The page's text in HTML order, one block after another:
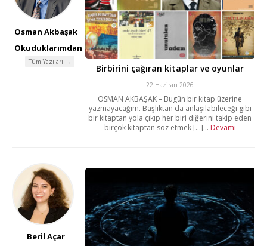
Osman Akbaşak
Okuduklarımdan
Tüm Yazıları →
Birbirini çağıran kitaplar ve oyunlar
22 Haziran 2026
OSMAN AKBAŞAK – Bugün bir kitap üzerine
yazmayacağım. Başlıktan da anlaşılabileceği gibi
bir kitaptan yola çıkıp her biri diğerini takip eden
birçok kitaptan söz etmek [...]... Devamı
Beril Açar